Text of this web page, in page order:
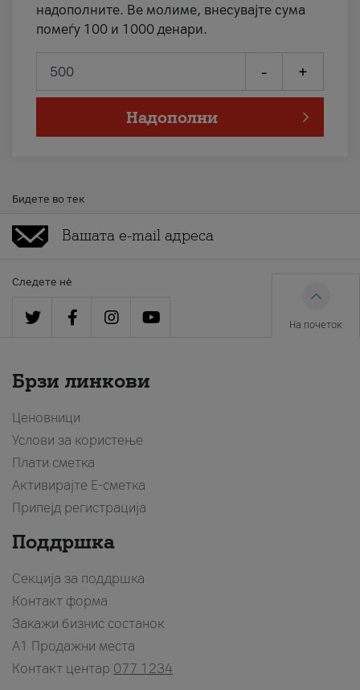
надополните. Ве молиме, внесувајте сума
помеѓу 100 и 1000 денари.
- +
Надополни
Бидете во тек
Следете нè
На почеток
Брзи линкови
Ценовници
Услови за користење
Плати сметка
Активирајте Е-сметка
Припејд регистрација
Поддршка
Секција за поддршка
Контакт форма
Закажи бизнис состанок
A1 Продажни места
Контакт центар 077 1234